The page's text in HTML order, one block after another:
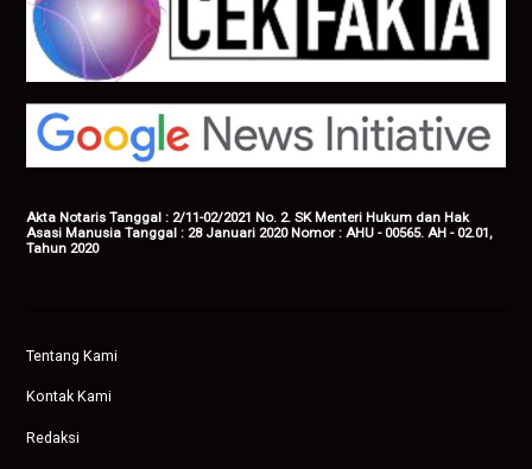
Akta Notaris Tanggal : 2/11-02/2021 No. 2. SK Menteri Hukum dan Hak
Asasi Manusia Tanggal : 28 Januari 2020 Nomor : AHU - 00565. AH - 02.01,
Tahun 2020
Tentang Kami
Kontak Kami
Redaksi